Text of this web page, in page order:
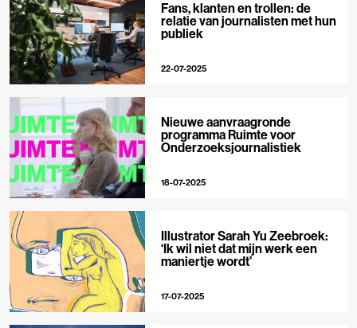
Fans, klanten en trollen: de
relatie van journalisten met hun
publiek
22-07-2025
Nieuwe aanvraagronde
programma Ruimte voor
Onderzoeksjournalistiek
18-07-2025
Illustrator Sarah Yu Zeebroek:
‘Ik wil niet dat mijn werk een
maniertje wordt’
17-07-2025